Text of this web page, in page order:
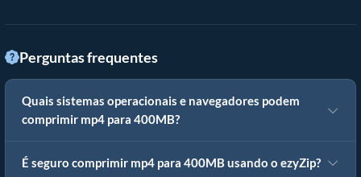
Perguntas frequentes
Quais sistemas operacionais e navegadores podem
comprimir mp4 para 400MB?
É seguro comprimir mp4 para 400MB usando o ezyZip?